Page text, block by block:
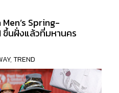
Spring-
ขึ้นฝั่งแล้วที่มหานคร
,TREND